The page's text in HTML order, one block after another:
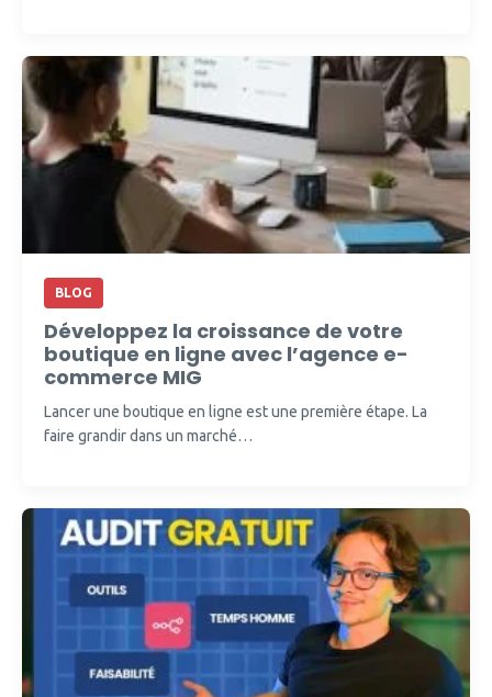
BLOG
Développez la croissance de votre
boutique en ligne avec l’agence e-
commerce MIG
Lancer une boutique en ligne est une première étape. La
faire grandir dans un marché…